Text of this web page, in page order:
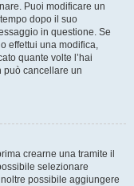
Puoi modificare un
dopo il suo
in questione. Se
effettui una modifica,
quante volte l’hai
può cancellare un
crearne una tramite il
selezionare
possibile aggiungere